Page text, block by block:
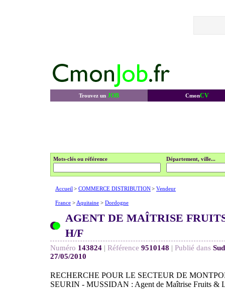
Trouvez un JOB CmonCV
Mots-clés ou référence Département, ville...
Accueil > COMMERCE DISTRIBUTION> Vendeur
France > Aquitaine > Dordogne
AGENT DE MAÎTRISE
H/F
Numéro 143824 | Référence 9510148 | Publié dans
27/05/2010
RECHERCHE POUR LE SECTEUR DE
SEURIN - MUSSIDAN : Agent de Maîtrise Fruits &